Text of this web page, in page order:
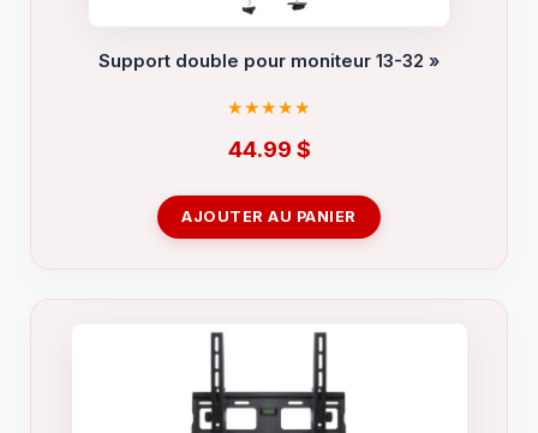
Support double pour moniteur 13-32 »
44.99 $
AJOUTER AU PANIER